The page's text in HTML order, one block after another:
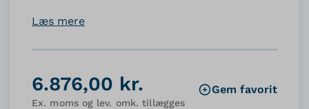
Læs mere
6.876,00 kr.
Ex. moms og lev. omk. tillægges
Gem favorit